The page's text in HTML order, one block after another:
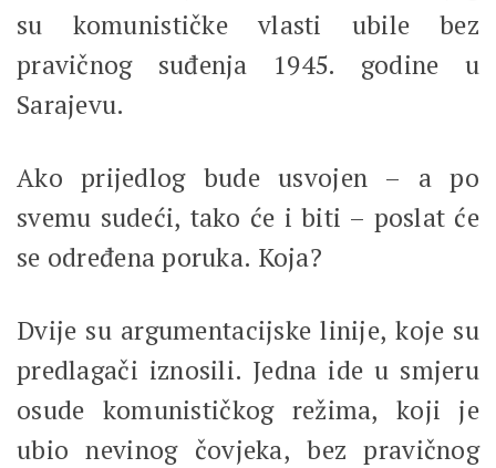
su komunističke vlasti ubile bez
pravičnog suđenja 1945. godine u
Sarajevu.
Ako prijedlog bude usvojen – a po
svemu sudeći, tako će i biti – poslat će
se određena poruka. Koja?
Dvije su argumentacijske linije, koje su
predlagači iznosili. Jedna ide u smjeru
osude komunističkog režima, koji je
ubio nevinog čovjeka, bez pravičnog